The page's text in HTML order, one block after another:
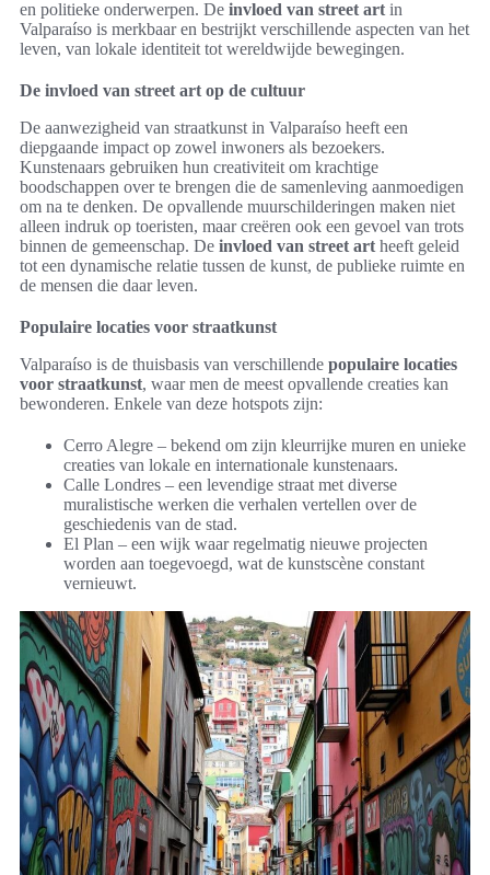
en politieke onderwerpen. De invloed van street art in
Valparaíso is merkbaar en bestrijkt verschillende aspecten van het
leven, van lokale identiteit tot wereldwijde bewegingen.
De invloed van street art op de cultuur
De aanwezigheid van straatkunst in Valparaíso heeft een
diepgaande impact op zowel inwoners als bezoekers.
Kunstenaars gebruiken hun creativiteit om krachtige
boodschappen over te brengen die de samenleving aanmoedigen
om na te denken. De opvallende muurschilderingen maken niet
alleen indruk op toeristen, maar creëren ook een gevoel van trots
binnen de gemeenschap. De invloed van street art heeft geleid
tot een dynamische relatie tussen de kunst, de publieke ruimte en
de mensen die daar leven.
Populaire locaties voor straatkunst
Valparaíso is de thuisbasis van verschillende populaire locaties
voor straatkunst, waar men de meest opvallende creaties kan
bewonderen. Enkele van deze hotspots zijn:
Cerro Alegre – bekend om zijn kleurrijke muren en unieke
creaties van lokale en internationale kunstenaars.
Calle Londres – een levendige straat met diverse
muralistische werken die verhalen vertellen over de
geschiedenis van de stad.
El Plan – een wijk waar regelmatig nieuwe projecten
worden aan toegevoegd, wat de kunstscène constant
vernieuwt.